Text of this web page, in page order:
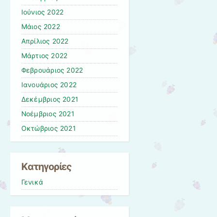
Ιούνιος 2022
Μάιος 2022
Απρίλιος 2022
Μάρτιος 2022
Φεβρουάριος 2022
Ιανουάριος 2022
Δεκέμβριος 2021
Νοέμβριος 2021
Οκτώβριος 2021
Kατηγορίες
Γενικά